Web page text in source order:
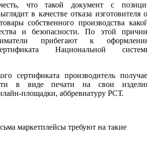
что такой документ с
в качестве отказа изготовителя
собственного производства
и безопасности. По этой
прибегают к
Национальной
сертификата производитель
в виде печати на свои
площадки, аббревиатуру РСТ.
маркетплейсы требуют на такие